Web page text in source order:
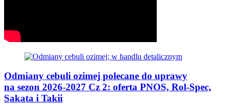
Odmiany cebuli ozimej polecane do uprawy
na sezon 2026-2027 Cz 2: oferta PNOS, Rol-Spec,
Sakata i Takii